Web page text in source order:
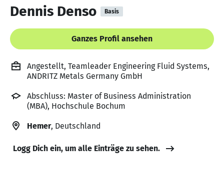
Dennis Denso Basis
Ganzes Profil ansehen
Angestellt, Teamleader Engineering Fluid Systems,
ANDRITZ Metals Germany GmbH
Abschluss: Master of Business Administration
(MBA), Hochschule Bochum
Hemer, Deutschland
Logg Dich ein, um alle Einträge zu sehen.